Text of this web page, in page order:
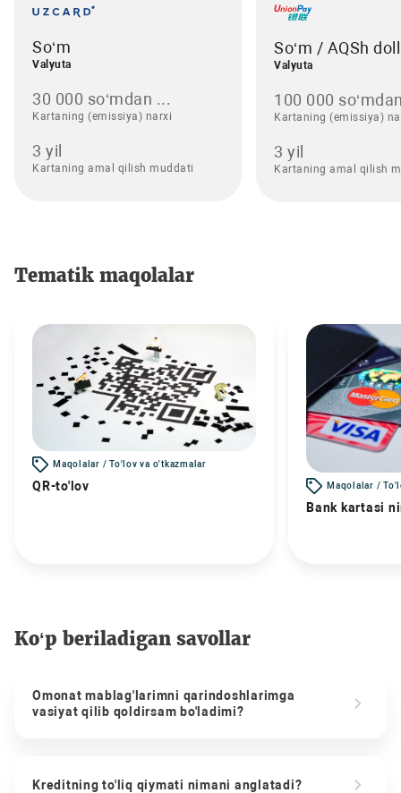
So‘m
Valyuta
30 000 so‘mdan ...
Kartaning (emissiya) narxi
3 yil
Kartaning amal qilish muddati
So‘m / AQSh
Valyuta
100 000
Kartaning (emissiya)
3 yil
Kartaning amal qilish
Tematik maqolalar
Maqolalar / To'lov va o'tkazmalar
QR-to'lov Maqolalar /
Bank kartasi
Ko‘p beriladigan savollar
Omonat mablag'larimni qarindoshlarimga
vasiyat qilib qoldirsam bo'ladimi?
Kreditning to'liq qiymati nimani anglatadi?